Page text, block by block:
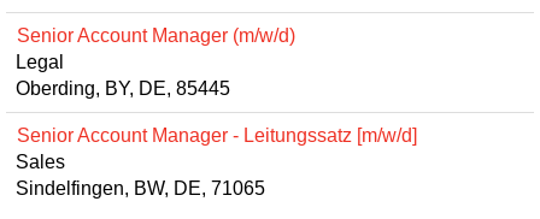
Senior Account Manager (m/w/d)
Legal
Oberding, BY, DE, 85445
Senior Account Manager - Leitungssatz [m/w/d]
Sales
Sindelfingen, BW, DE, 71065